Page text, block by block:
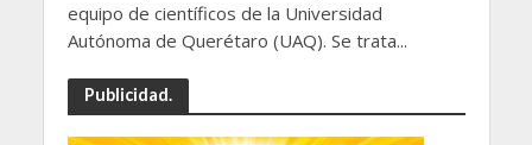
equipo de científicos de la Universidad
Autónoma de Querétaro (UAQ). Se trata...
Publicidad.